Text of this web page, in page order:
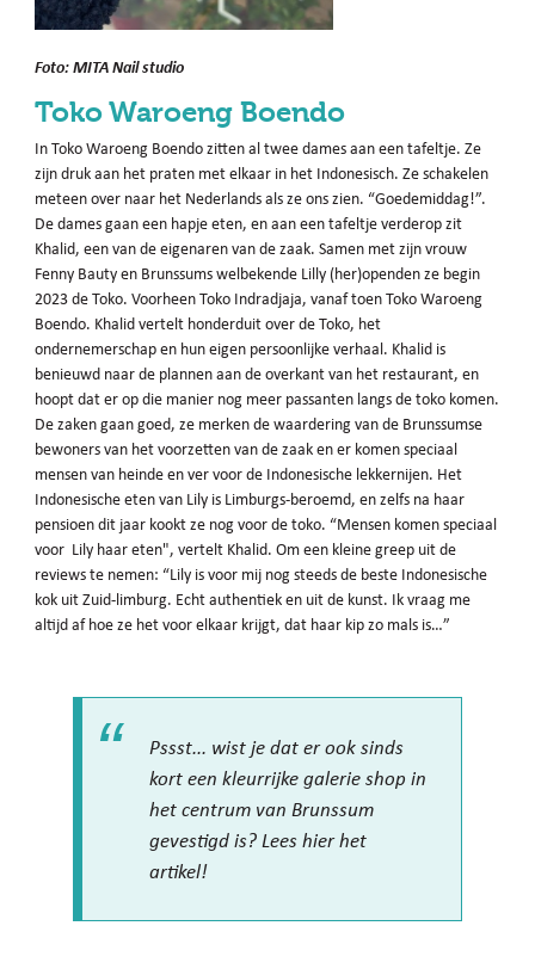
Foto: MITA Nail studio
Toko Waroeng Boendo
In Toko Waroeng Boendo zitten al twee dames aan een tafeltje. Ze
zijn druk aan het praten met elkaar in het Indonesisch. Ze schakelen
meteen over naar het Nederlands als ze ons zien. “Goedemiddag!”.
De dames gaan een hapje eten, en aan een tafeltje verderop zit
Khalid, een van de eigenaren van de zaak. Samen met zijn vrouw
Fenny Bauty en Brunssums welbekende Lilly (her)openden ze begin
2023 de Toko. Voorheen Toko Indradjaja, vanaf toen Toko Waroeng
Boendo. Khalid vertelt honderduit over de Toko, het
ondernemerschap en hun eigen persoonlijke verhaal. Khalid is
benieuwd naar de plannen aan de overkant van het restaurant, en
hoopt dat er op die manier nog meer passanten langs de toko komen.
De zaken gaan goed, ze merken de waardering van de Brunssumse
bewoners van het voorzetten van de zaak en er komen speciaal
mensen van heinde en ver voor de Indonesische lekkernijen. Het
Indonesische eten van Lily is Limburgs-beroemd, en zelfs na haar
pensioen dit jaar kookt ze nog voor de toko. “Mensen komen speciaal
voor Lily haar eten", vertelt Khalid. Om een kleine greep uit de
reviews te nemen: “Lily is voor mij nog steeds de beste Indonesische
kok uit Zuid-limburg. Echt authentiek en uit de kunst. Ik vraag me
altijd af hoe ze het voor elkaar krijgt, dat haar kip zo mals is…”
Pssst... wist je dat er ook sinds
kort een kleurrijke galerie shop in
het centrum van Brunssum
gevestigd is? Lees hier het
artikel!